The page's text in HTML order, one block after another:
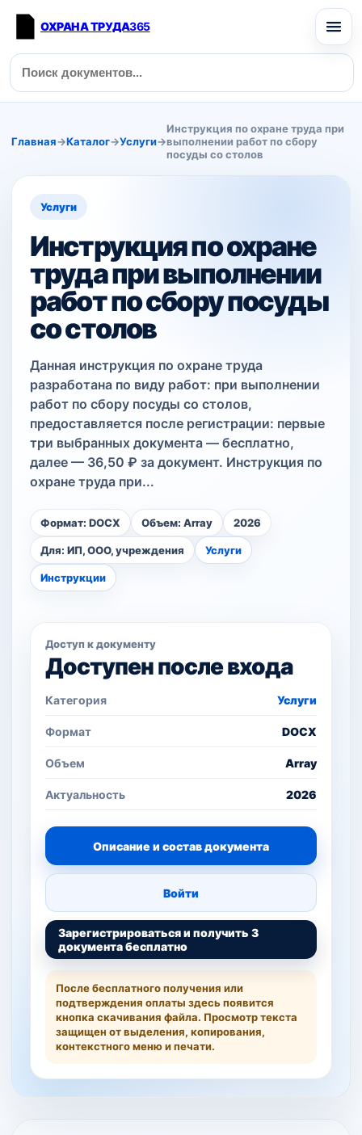
ОХРАНА ТРУДА365
Главная→Каталог→Услуги→
Инструкция по охране труда при
выполнении работ по сбору
посуды со столов
Услуги
Инструкция по охране
труда при выполнении
работ по сбору посуды
со столов
Данная инструкция по охране труда
разработана по виду работ: при выполнении
работ по сбору посуды со столов,
предоставляется после регистрации: первые
три выбранных документа — бесплатно,
далее — 36,50 ₽ за документ. Инструкция по
охране труда при...
Формат: DOCX Объем: Array 2026
Для: ИП, ООО, учреждения Услуги
Инструкции
Доступ к документу
Доступен после входа
Категория Услуги
Формат DOCX
Объем Array
Актуальность 2026
Описание и состав документа
Войти
Зарегистрироваться и получить 3
документа бесплатно
После бесплатного получения или
подтверждения оплаты здесь появится
кнопка скачивания файла. Просмотр текста
защищен от выделения, копирования,
контекстного меню и печати.